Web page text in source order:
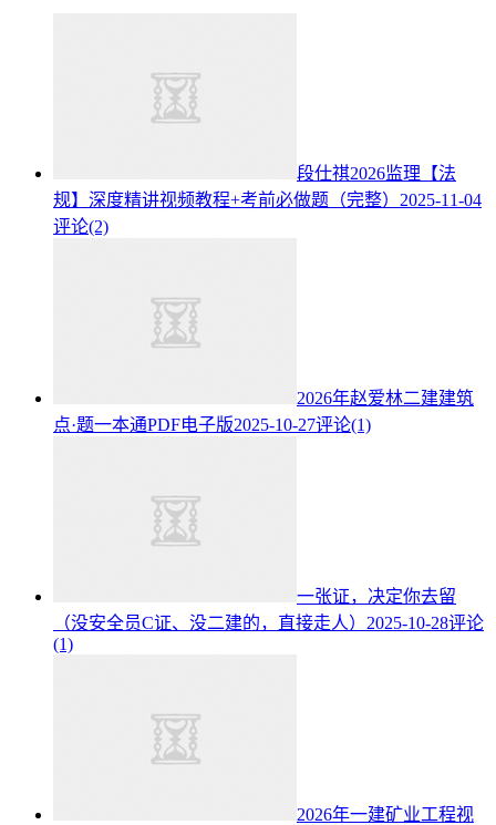
段仕祺2026监理【法
规】深度精讲视频教程+考前必做题（完整） 2025-11-04
评论(2)
2026年赵爱林二建建筑
点·题一本通PDF电子版2025-10-27评论(1)
一张证，决定你去留
（没安全员C证、没二建的，直接走人） 2025-10-28评论
(1)
2026年一建矿业工程视